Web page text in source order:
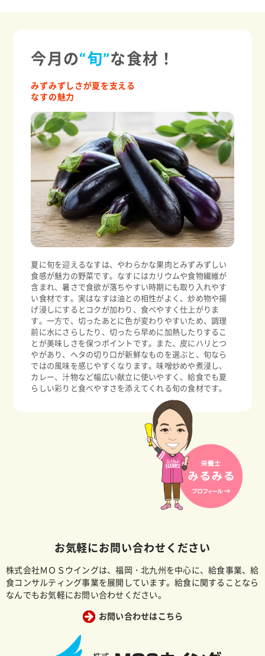
今月の“旬”な食材！
みずみずしさが夏を支える
なすの魅力
夏に旬を迎えるなすは、やわらかな果肉とみずみずしい
食感が魅力の野菜です。なすにはカリウムや食物繊維が
含まれ、暑さで食欲が落ちやすい時期にも取り入れやす
い食材です。実はなすは油との相性がよく、炒め物や揚
げ浸しにするとコクが加わり、食べやすく仕上がりま
す。一方で、切ったあとに色が変わりやすいため、調理
前に水にさらしたり、切ったら早めに加熱したりするこ
とが美味しさを保つポイントです。また、皮にハリとつ
やがあり、ヘタの切り口が新鮮なものを選ぶと、旬なら
ではの風味を感じやすくなります。味噌炒めや煮浸し、
カレー、汁物など幅広い献立に使いやすく、給食でも夏
らしい彩りと食べやすさを添えてくれる旬の食材です。
お気軽にお問い合わせください
株式会社ＭＯＳウイングは、福岡・北九州を中心に、給食事業、給
食コンサルティング事業を展開しています。給食に関することなら
なんでもお気軽にお問い合わせください。
お問い合わせはこちら